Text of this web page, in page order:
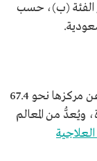
الفئة (ب)، حسب
يقع مركز الرهوة شرق محافظة الليث، ويبعد عن مركزها نحو 67.4
ويُعدُّ من المعالم